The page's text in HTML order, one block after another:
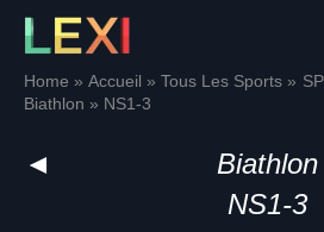
Skip
contentHome Accueil Tous Les Sports
Biathlon
NS1-3
◄
Biathlon
NS1-3